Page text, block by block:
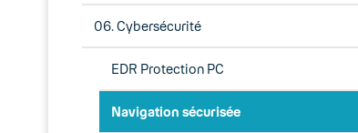
06. Cybersécurité
EDR Protection PC
Navigation sécurisée